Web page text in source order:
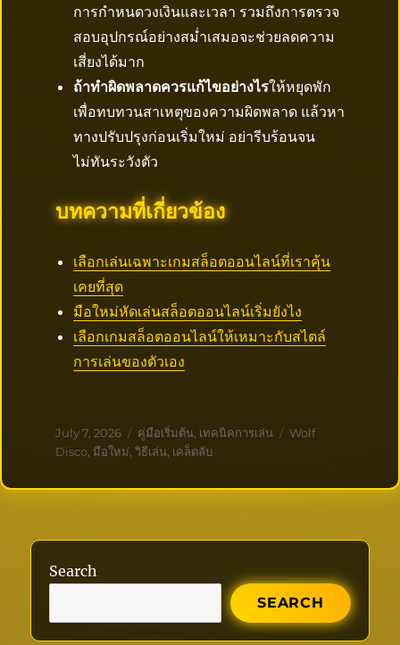
การกำหนดวงเงินและเวลา รวมถึงการตรวจ
สอบอุปกรณ์อย่างสม่ำเสมอจะช่วยลดความ
เสี่ยงได้มาก
ถ้าทำผิดพลาดควรแก้ไขอย่างไรให้หยุดพัก
เพื่อทบทวนสาเหตุของความผิดพลาด แล้วหา
ทางปรับปรุงก่อนเริ่มใหม่ อย่ารีบร้อนจน
ไม่ทันระวังตัว
บทความที่เกี่ยวข้อง
เลือกเล่นเฉพาะเกมสล็อตออนไลน์ที่เราคุ้น
เคยที่สุด
มือใหม่หัดเล่นสล็อตออนไลน์เริ่มยังไง
เลือกเกมสล็อตออนไลน์ให้เหมาะกับสไตล์
การเล่นของตัวเอง
Posted
on
July 7, 2026 Categories
คู่มือเริ่มต้น, เทคนิคการเล่น Tags
Wolf
Disco, มือใหม่ วิธีเล่น, เคล็ดลับ
Search
SEARCH